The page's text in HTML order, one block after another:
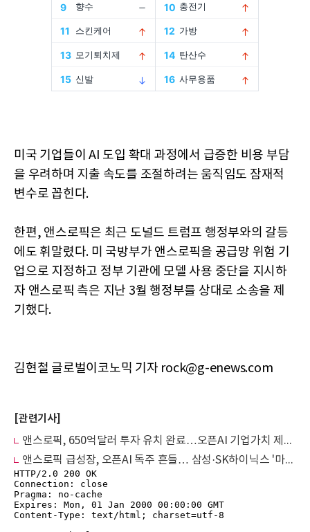
미국 기업들이 AI 도입 확대 과정에서 급증한 비용 부담
을 우려하며 지출 속도를 조절하려는 움직임도 잠재적
변수로 꼽힌다.
한편, 앤스로픽은 최근 도널드 트럼프 행정부와의 갈등
에도 휘말렸다. 미 국방부가 앤스로픽을 공급망 위험 기
업으로 지정하고 정부 기관에 모델 사용 중단을 지시하
자 앤스로픽 측은 지난 3월 행정부를 상대로 소송을 제
기했다.
김현철 글로벌이코노믹 기자 rock@g-enews.com
[관련기사]
앤스로픽, 650억달러 투자 유치 완료…오픈AI 기업가치 제쳤다
앤스로픽 급성장, 오픈AI 독주 흔들… 삼성·SK하이닉스 '마진 개선' 새 국면